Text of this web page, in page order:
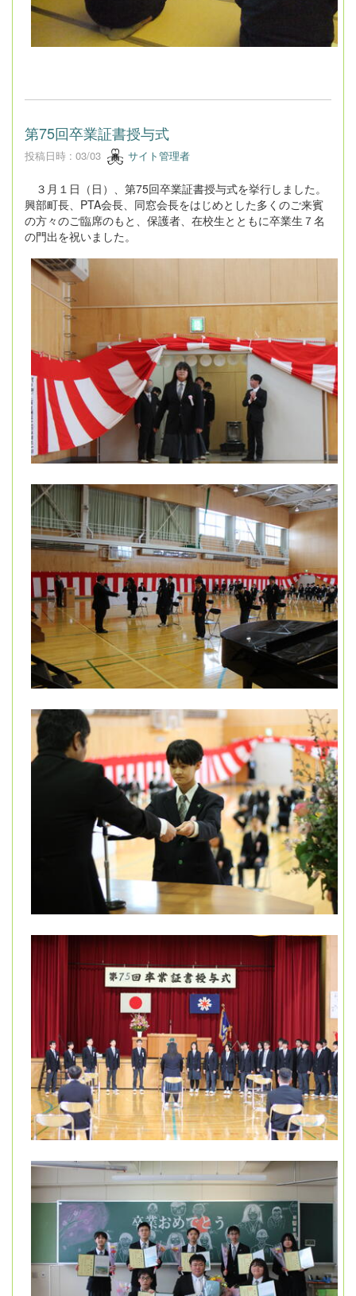
第75回卒業証書授与式
投稿日時 : 03/03 サイト管理者
３月１日（日）、第75回卒業証書授与式を挙行しました。
興部町長、PTA会長、同窓会長をはじめとした多くのご来賓
の方々のご臨席のもと、保護者、在校生とともに卒業生７名
の門出を祝いました。